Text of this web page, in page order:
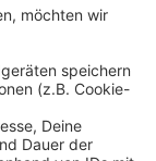
in die
anderen
schon in den
morgen